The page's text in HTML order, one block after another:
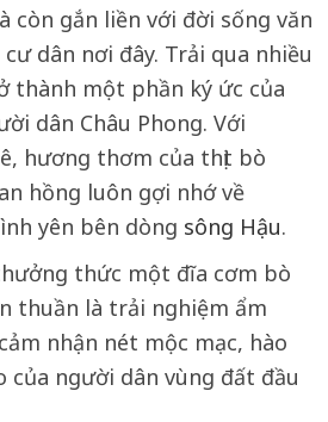
còn gắn liền với đời sống văn
dân nơi đây. Trải qua nhiều
thành một phần ký ức của
dân Châu Phong. Với
hương thơm của thịt bò
hồng luôn gợi nhớ về
yên bên dòng sông Hậu.
thức một đĩa cơm bò
thuần là trải nghiệm ẩm
nhận nét mộc mạc, hào
của người dân vùng đất đầu